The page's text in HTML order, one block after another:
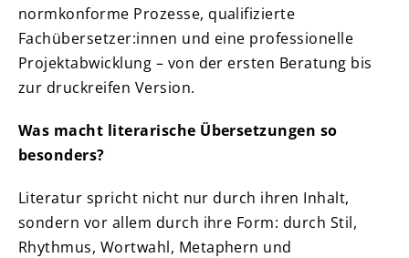
normkonforme Prozesse, qualifizierte
Fachübersetzer:innen und eine professionelle
Projektabwicklung – von der ersten Beratung bis
zur druckreifen Version.
Was macht literarische Übersetzungen so
besonders?
Literatur spricht nicht nur durch ihren Inhalt,
sondern vor allem durch ihre Form: durch Stil,
Rhythmus, Wortwahl, Metaphern und